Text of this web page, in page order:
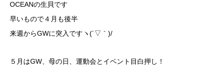
OCEANの生貝です
早いもので４月も後半
来週からGWに突入ですヽ(´▽｀)/
５月はGW、母の日、運動会とイベント目白押し！